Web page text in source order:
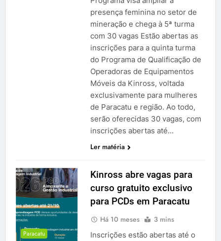
presença feminina no setor de
mineração e chega à 5ª turma
com 30 vagas Estão abertas as
inscrições para a quinta turma
do Programa de Qualificação de
Operadoras de Equipamentos
Móveis da Kinross, voltada
exclusivamente para mulheres
de Paracatu e região. Ao todo,
serão oferecidas 30 vagas, com
inscrições abertas até…
Ler matéria
Paracatu
Kinross abre vagas para
curso gratuito exclusivo
para PCDs em Paracatu
Há 10 meses 3 mins
Inscrições estão abertas até o